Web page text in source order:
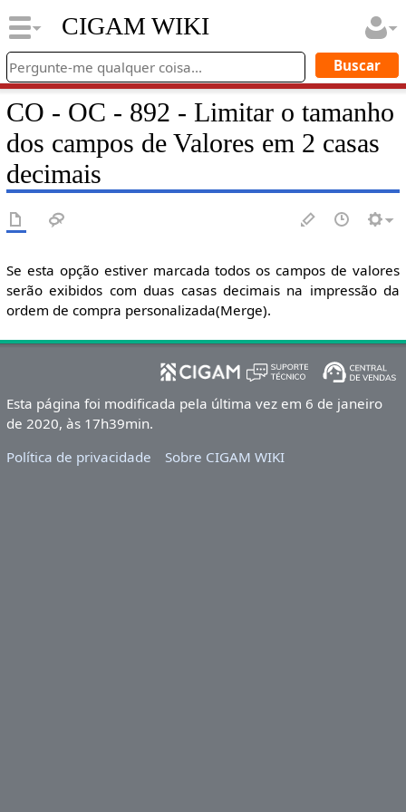
CIGAM WIKI
CO - OC - 892 - Limitar o tamanho
dos campos de Valores em 2 casas
decimais
Se esta opção estiver marcada todos os campos de valores
serão exibidos com duas casas decimais na impressão da
ordem de compra personalizada(Merge).
Esta página foi modificada pela última vez em 6 de janeiro
de 2020, às 17h39min.
Política de privacidade
Sobre CIGAM WIKI